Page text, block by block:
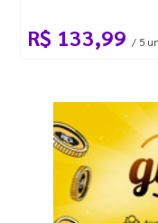
R$ 133,99 / 5